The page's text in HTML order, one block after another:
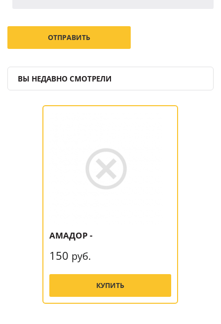
ВЫ НЕДАВНО СМОТРЕЛИ
АМАДОР -
150 руб.
КУПИТЬ